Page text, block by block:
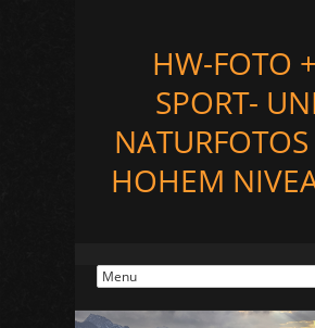
HW-FOTO
SPORT-
HOHEM